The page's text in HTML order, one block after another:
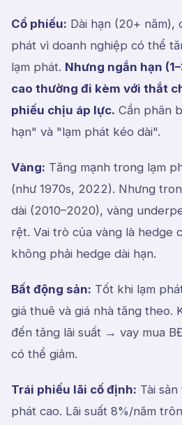
Cổ phiếu: Dài hạn (20+ năm),
phát vì doanh nghiệp có thể
lạm phát. Nhưng ngắn hạn
cao thường đi kèm với thắt
phiếu chịu áp lực. Cần phân
hạn" và "lạm phát kéo dài".
Vàng: Tăng mạnh trong lạm
(như 1970s, 2022). Nhưng
dài (2010–2020), vàng
rệt. Vai trò của vàng là hedge
không phải hedge dài hạn.
Bất động sản: Tốt khi lạm
giá thuê và giá nhà tăng theo.
đến tăng lãi suất → vay mua
có thể giảm.
Trái phiếu lãi cố định: Tài
phát cao. Lãi suất 8%/năm